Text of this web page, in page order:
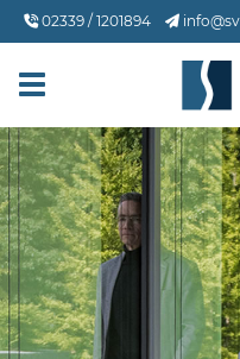
02339 / 1201894
Toggle navigation